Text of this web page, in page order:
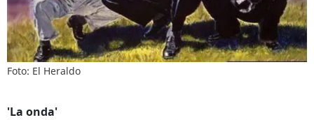
Foto: El Heraldo
'La onda'